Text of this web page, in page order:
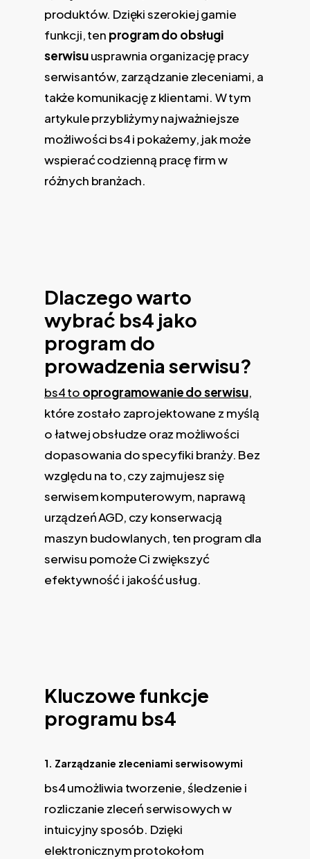
produktów. Dzięki szerokiej gamie
funkcji, ten program do obsługi
serwisuusprawnia organizację pracy
serwisantów, zarządzanie zleceniami, a
także komunikację z klientami. W tym
artykule przybliżymy najważniejsze
możliwości bs4 i pokażemy, jak może
wspierać codzienną pracę firm w
różnych branżach.
Dlaczego warto
wybrać bs4 jako
program do
prowadzenia serwisu?
bs4 to oprogramowanie do serwisu,
które zostało zaprojektowane z myślą
o łatwej obsłudze oraz możliwości
dopasowania do specyfiki branży. Bez
względu na to, czy zajmujesz się
serwisem komputerowym, naprawą
urządzeń AGD, czy konserwacją
maszyn budowlanych, ten program dla
serwisu pomoże Ci zwiększyć
efektywność i jakość usług.
Kluczowe funkcje
programu bs4
1. Zarządzanie zleceniami serwisowymi
bs4 umożliwia tworzenie, śledzenie i
rozliczanie zleceń serwisowych w
intuicyjny sposób. Dzięki
elektronicznym protokołom